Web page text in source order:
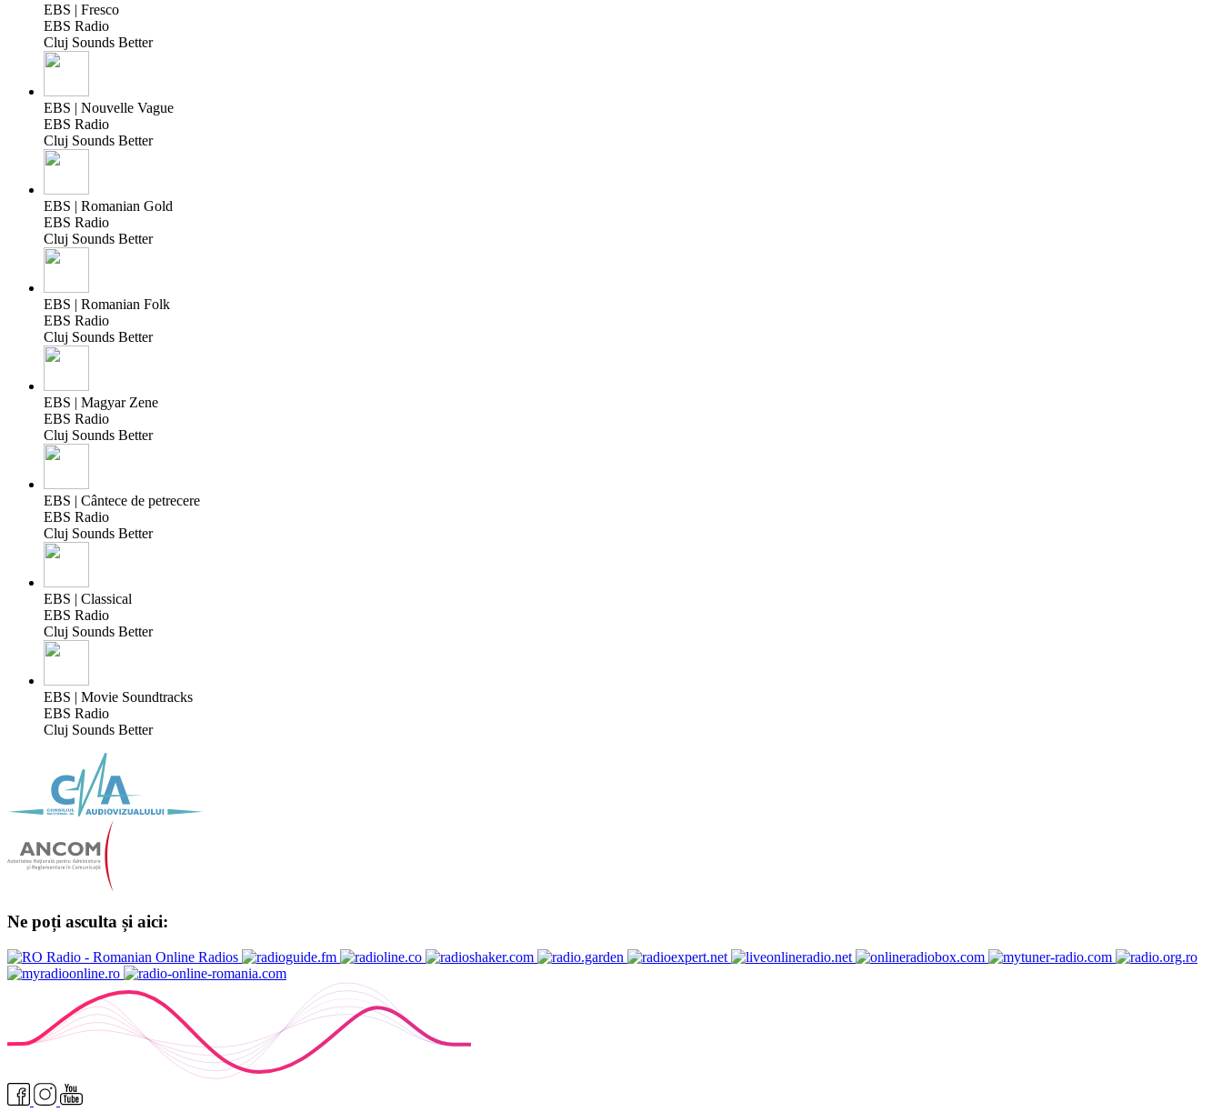
EBS | Fresco
EBS Radio
Cluj Sounds Better
EBS | Nouvelle Vague
EBS Radio
Cluj Sounds Better
EBS | Romanian Gold
EBS Radio
Cluj Sounds Better
EBS | Romanian Folk
EBS Radio
Cluj Sounds Better
EBS | Magyar Zene
EBS Radio
Cluj Sounds Better
EBS | Cântece de petrecere
EBS Radio
Cluj Sounds Better
EBS | Classical
EBS Radio
Cluj Sounds Better
EBS | Movie Soundtracks
EBS Radio
Cluj Sounds Better
Ne poți asculta și aici: